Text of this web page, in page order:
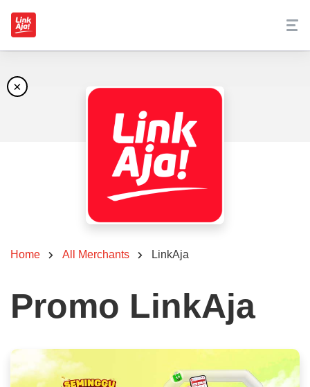
Home All Merchants LinkAja
Promo LinkAja
×